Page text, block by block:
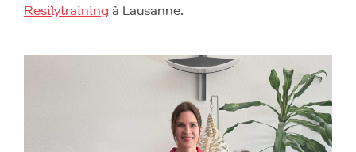
Resilytraining à Lausanne.